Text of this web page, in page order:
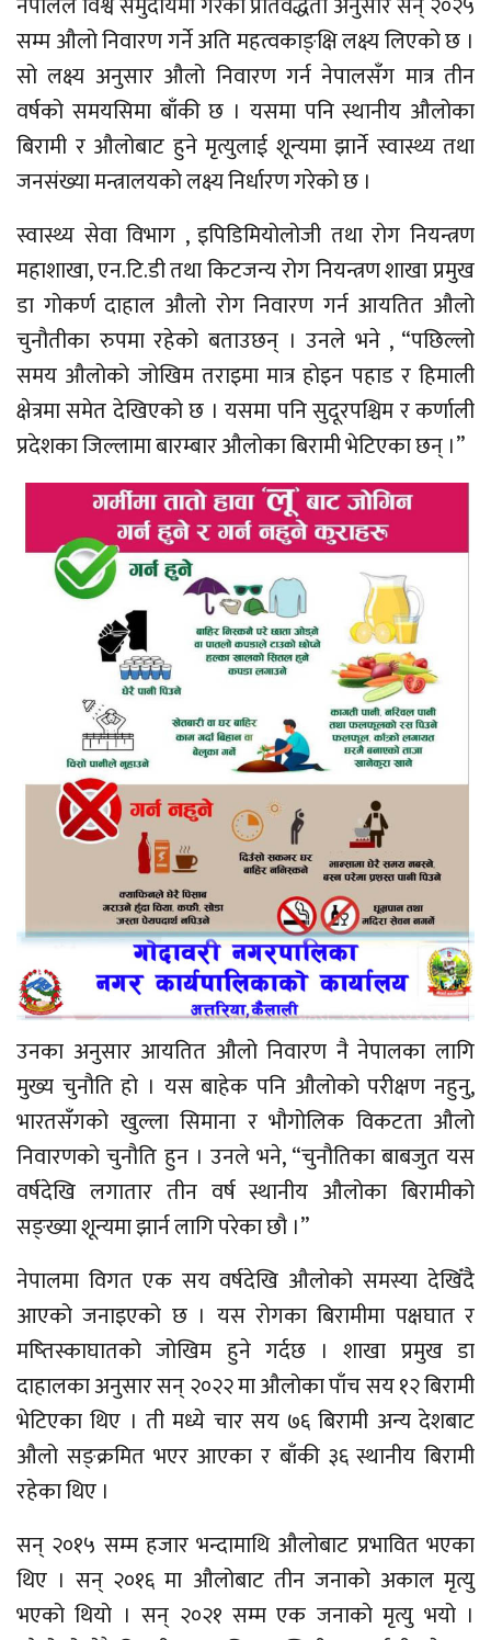
सम्म औलो निवारण गर्ने अति महत्वकाङ्क्षि लक्ष्य लिएको छ ।
सो लक्ष्य अनुसार औलो निवारण गर्न नेपालसँग मात्र तीन
वर्षको समयसिमा बाँकी छ । यसमा पनि स्थानीय औलोका
बिरामी र औलोबाट हुने मृत्युलाई शून्यमा झार्ने स्वास्थ्य तथा
जनसंख्या मन्त्रालयको लक्ष्य निर्धारण गरेको छ ।
स्वास्थ्य सेवा विभाग , इपिडिमियोलोजी तथा रोग नियन्त्रण
महाशाखा, एन‍.टि.डी तथा किटजन्य रोग नियन्त्रण शाखा प्रमुख
डा गोकर्ण दाहाल औलो रोग निवारण गर्न आयतित औलो
चुनौतीका रुपमा रहेको बताउछन् । उनले भने , “पछिल्लो
समय औलोको जोखिम तराइमा मात्र होइन पहाड र हिमाली
क्षेत्रमा समेत देखिएको छ । यसमा पनि सुदूरपश्चिम र कर्णाली
प्रदेशका जिल्लामा बारम्बार औलोका बिरामी भेटिएका छन् ।”
उनका अनुसार आयतित औलो निवारण नै नेपालका लागि
मुख्य चुनौति हो । यस बाहेक पनि औलोको परीक्षण नहुनु,
भारतसँगको खुल्ला सिमाना र भौगोलिक विकटता औलो
निवारणको चुनौति हुन । उनले भने, “चुनौतिका बाबजुत यस
वर्षदेखि लगातार तीन वर्ष स्थानीय औलोका बिरामीको
सङ्ख्या शून्यमा झार्न लागि परेका छौ ।”
नेपालमा विगत एक सय वर्षदेखि औलोको समस्या देखिँदै
आएको जनाइएको छ । यस रोगका बिरामीमा पक्षघात र
मष्तिस्काघातको जोखिम हुने गर्दछ । शाखा प्रमुख डा
दाहालका अनुसार सन् २०२२ मा औलोका पाँच सय १२ बिरामी
भेटिएका थिए । ती मध्ये चार सय ७६ बिरामी अन्य देशबाट
औलो सङ्क्रमित भएर आएका र बाँकी ३६ स्थानीय बिरामी
रहेका थिए ।
सन् २०१५ सम्म हजार भन्दामाथि औलोबाट प्रभावित भएका
थिए । सन् २०१६ मा औलोबाट तीन जनाको अकाल मृत्यु
भएको थियो । सन् २०२१ सम्म एक जनाको मृत्यु भयो ।